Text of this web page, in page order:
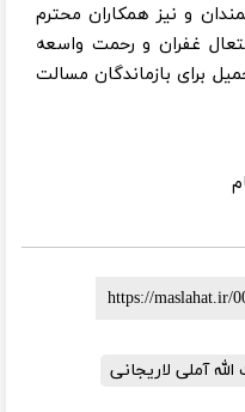
و نیز همکاران محترم
غفران و رحمت واسعه
برای بازماندگان مسالت
آملی لاریجانی